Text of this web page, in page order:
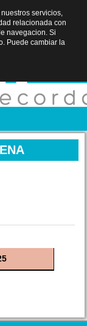
servicios,
relacionada con
navegacion. Si
Puede cambiar la